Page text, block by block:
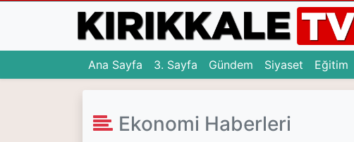
(current)
Ana Sayfa 3. Sayfa (current)
Gündem (current)
Siyaset (current)
Eğitim
Ekonomi Haberleri